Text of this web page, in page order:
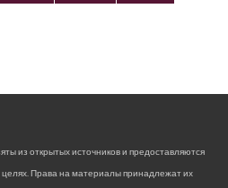
из открытых источников и предоставляются
Права на материалы принадлежат их